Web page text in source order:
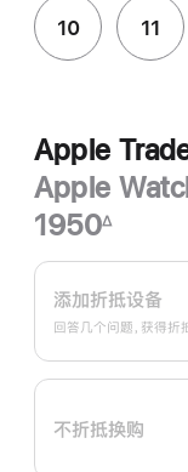
10 11
Apple Trade
Apple
1950
注
∆
Apple
Trade
换
购
划：
添加折抵设备
回答几个问题，获得折
不折抵换购